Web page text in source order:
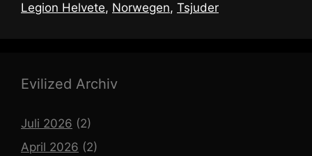
Legion Helvete, Norwegen, Tsjuder
Evilized Archiv
Juli 2026 (2)
April 2026 (2)